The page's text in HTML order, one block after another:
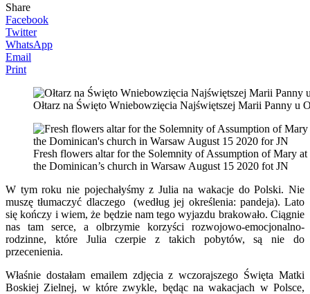
Share
Facebook
Twitter
WhatsApp
Email
Print
Ołtarz na Święto Wniebowzięcia Najświętszej Marii Panny
Fresh flowers altar for the Solemnity of Assumption of Mary at
the Dominican’s church in Warsaw August 15 2020 fot JN
W tym roku nie pojechałyśmy z Julia na wakacje do Polski. Nie
muszę tłumaczyć dlaczego (według jej określenia: pandeja). Lato
się kończy i wiem, że będzie nam tego wyjazdu brakowało. Ciągnie
nas tam serce, a olbrzymie korzyści rozwojowo-emocjonalno-
rodzinne, które Julia czerpie z takich pobytów, są nie do
przecenienia.
Właśnie dostałam emailem zdjęcia z wczorajszego Święta Matki
Boskiej Zielnej, w które zwykle, będąc na wakacjach w Polsce,